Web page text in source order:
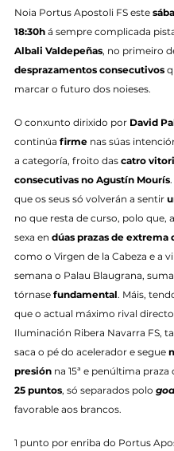
Noia Portus Apostoli FS este
18:30h á sempre complicada
Albali Valdepeñas, no primeiro
desprazamentos consecutivos
marcar o futuro dos noieses.
O conxunto dirixido por David
continúa firme nas súas
a categoría, froito das catro
consecutivas no Agustín Mourís
que os seus só volverán a sentir
no que resta de curso, polo que,
sexa en dúas prazas de
como o Virgen de la Cabeza e a
semana o Palau Blaugrana,
tórnase fundamental. Máis,
que o actual máximo rival
Iluminación Ribera Navarra FS,
saca o pé do acelerador e segue
presión na 15ª e penúltima praza
25 puntos, só separados polo
favorable aos brancos.
1 punto por enriba do Portus